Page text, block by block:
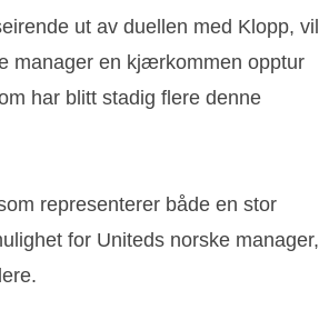
ut av duellen med Klopp, vil
manager en kjærkommen opptur
har blitt stadig flere denne
representerer både en stor
for Uniteds norske manager,